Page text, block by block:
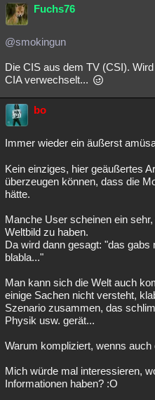
Fuchs76
@smokingun
Die CIS aus dem TV (CSI).
CIA verwechselt...
bo
Immer wieder ein äußerst
Kein einziges, hier geäußertes
überzeugen können, dass die
hätte.
Manche User scheinen ein
Weltbild zu haben.
Da wird dann gesagt: "das
blabla..."
Man kann sich die Welt auch
einige Sachen nicht versteht,
Szenario zusammen, das
Physik usw. gerät...
Warum kompliziert, wenns
Mich würde mal interessieren,
Informationen haben? :O